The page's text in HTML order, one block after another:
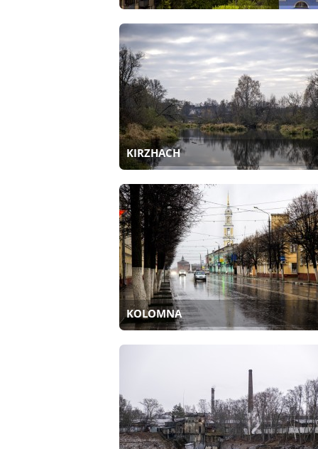
KIRZHACH
KOLOMNA